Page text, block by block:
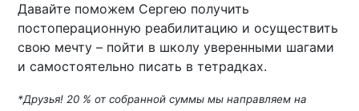
Давайте поможем Сергею получить
постоперационную реабилитацию и осуществить
свою мечту – пойти в школу уверенными шагами
и самостоятельно писать в тетрадках.
*Друзья! 20 % от собранной суммы мы направляем на